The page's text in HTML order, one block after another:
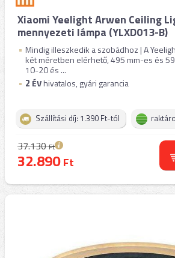
Xiaomi Yeelight Arwen Ceiling
mennyezeti lámpa (YLXD013-B)
Mindig illeszkedik a szobádhoz | A
két méretben elérhető, 495 mm-es és
10-20 és ...
2 ÉVhivatalos, gyári garancia
Szállítási díj: 1.390 Ft-tól
37.130Ft
32.890Ft